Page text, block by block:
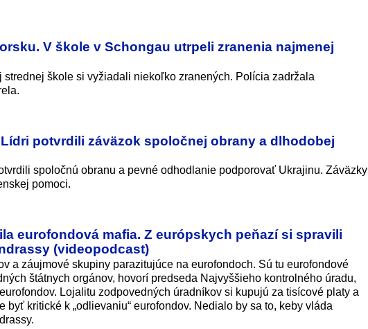
V škole v Schongau utrpeli zranenia najmenej
strednej škole si vyžiadali niekoľko zranených. Polícia zadržala
potvrdili záväzok spoločnej obrany a dlhodobej
spoločnú obranu a pevné odhodlanie podporovať Ukrajinu. Záväzky
pomoci.
eurofondová mafia. Z európskych peňazí si spravili
(videopodcast)
a záujmové skupiny parazitujúce na eurofondoch. Sú tu eurofondové
štátnych orgánov, hovorí predseda Najvyššieho kontrolného úradu,
Lojalitu zodpovedných úradníkov si kupujú za tisícové platy a
byť kritické k „odlievaniu“ eurofondov. Nedialo by sa to, keby vláda